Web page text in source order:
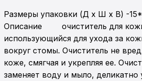
Размеры упаковки (Д x Ш x В) -
Описание	очиститель для кожи
использующийся для ухода за
вокруг стомы. Очиститель не
коже, смягчая и укрепляя ее.
заменяет воду и мыло, деликатно